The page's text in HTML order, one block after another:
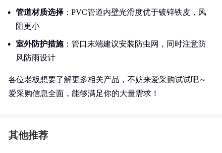
管道材质选择 ：PVC管道内壁光滑度优于镀锌铁皮，风
阻更小
室外防护措施：管口末端建议安装防虫网，同时注意防
风防雨设计
各位老板想要了解更多相关产品，不妨来爱采购试试吧～
爱采购信息全面，能够满足你的大量需求！
其他推荐